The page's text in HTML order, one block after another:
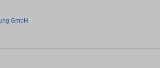
GmbH